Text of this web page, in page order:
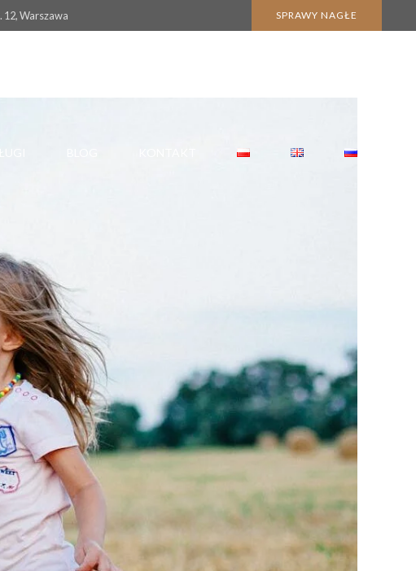
12, Warszawa SPRAWY NAGŁE
NABYCIA SPADKU
SPADKU
I NIEGODNOŚĆ
ZEZWOLENIE NA PRACĘ
OCHRONA CUDZOZIEMCÓW
ZATRZYMANIE I ARESZT
CUDZOZIEMCA